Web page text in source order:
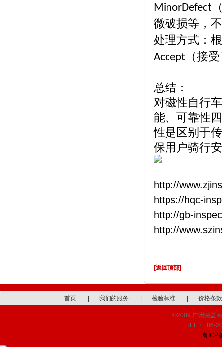
MinorDefect
微破损等，
处理方式：
Accept （接
总结：
对磁性自行
能、可靠性
性是区别于
保用户骑行
http://
https://hqc-
http://gb-
http://
[返回顶部]
首页 我们的服务 检验标准 价格条款
©2009 广州荣益
TEL：+86-
粤ICP